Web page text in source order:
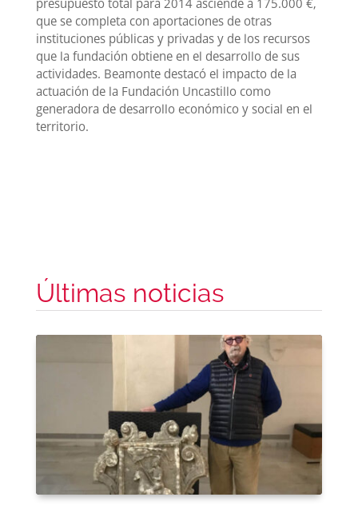
presupuesto total para 2014 asciende a 175.000 €,
que se completa con aportaciones de otras
instituciones públicas y privadas y de los recursos
que la fundación obtiene en el desarrollo de sus
actividades. Beamonte destacó el impacto de la
actuación de la Fundación Uncastillo como
generadora de desarrollo económico y social en el
territorio.
Últimas noticias